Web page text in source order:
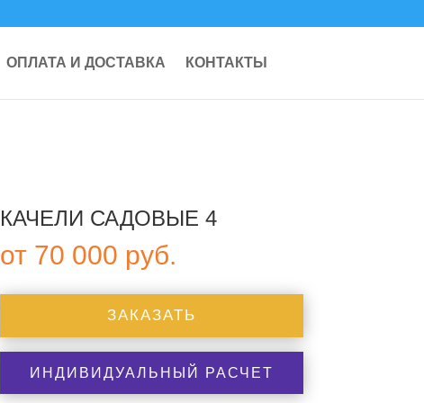
ОПЛАТА И ДОСТАВКА КОНТАКТЫ
КАЧЕЛИ САДОВЫЕ 4
от 70 000 руб.
ЗАКАЗАТЬ
ИНДИВИДУАЛЬНЫЙ РАСЧЕТ